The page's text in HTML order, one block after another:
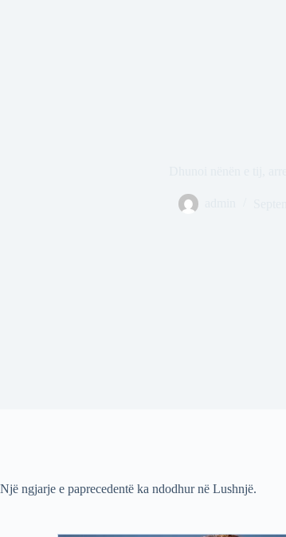
Një ngjarje e paprecedentë ka ndodhur në Lushnjë.